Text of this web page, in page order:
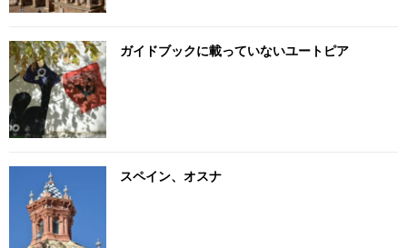
ガイドブックに載っていないユートピア
スペイン、オスナ